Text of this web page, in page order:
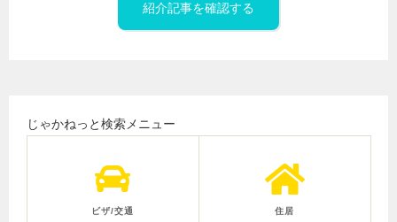
紹介記事を確認する
じゃかねっと検索メニュー
ビザ/交通 住居